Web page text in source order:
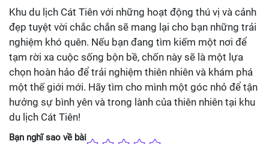
Khu du lịch Cát Tiên với những hoạt động thú vị và cảnh
đẹp tuyệt vời chắc chắn sẽ mang lại cho bạn những trải
nghiệm khó quên. Nếu bạn đang tìm kiếm một nơi để
tạm rời xa cuộc sống bộn bề, chốn này sẽ là một lựa
chọn hoàn hảo để trải nghiệm thiên nhiên và khám phá
một thế giới mới. Hãy tìm cho mình một góc nhỏ để tận
hưởng sự bình yên và trong lành của thiên nhiên tại khu
du lịch Cát Tiên!
Bạn nghĩ sao về bài